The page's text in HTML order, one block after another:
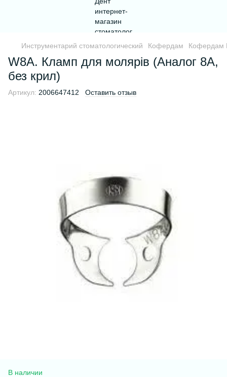
Инструментарий стоматологический Кофердам Кофердам
W8A. Кламп для молярів (Аналог 8А,
без крил)
Артикул: 2006647412 Оставить отзыв
В наличии